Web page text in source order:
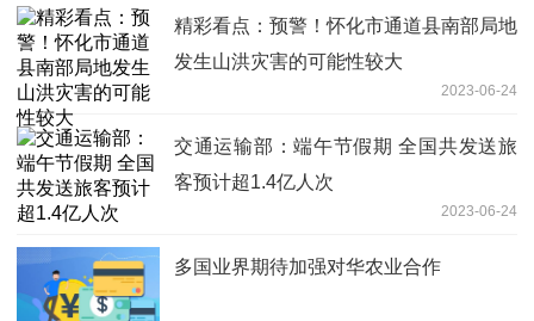
精彩看点：预警！怀化市通道县南部局地
发生山洪灾害的可能性较大
2023-06-24
交通运输部：端午节假期 全国共发送旅
客预计超1.4亿人次
2023-06-24
多国业界期待加强对华农业合作